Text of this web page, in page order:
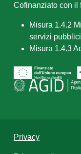
Cofinanziato con il
Misura 1.4.2
servizi
Misura 1.4.3
Privacy